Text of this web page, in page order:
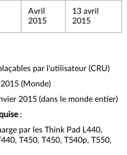
Avril
2015
13 avril
2015
par l'utilisateur (CRU)
(Monde)
2015 (dans le monde entier)
:
par les Think Pad L440,
T450, T450, T540p, T550,